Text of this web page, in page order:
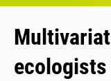
ecologists